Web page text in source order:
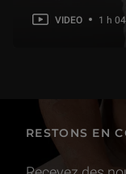
VIDEO 1 h
RESTONS EN